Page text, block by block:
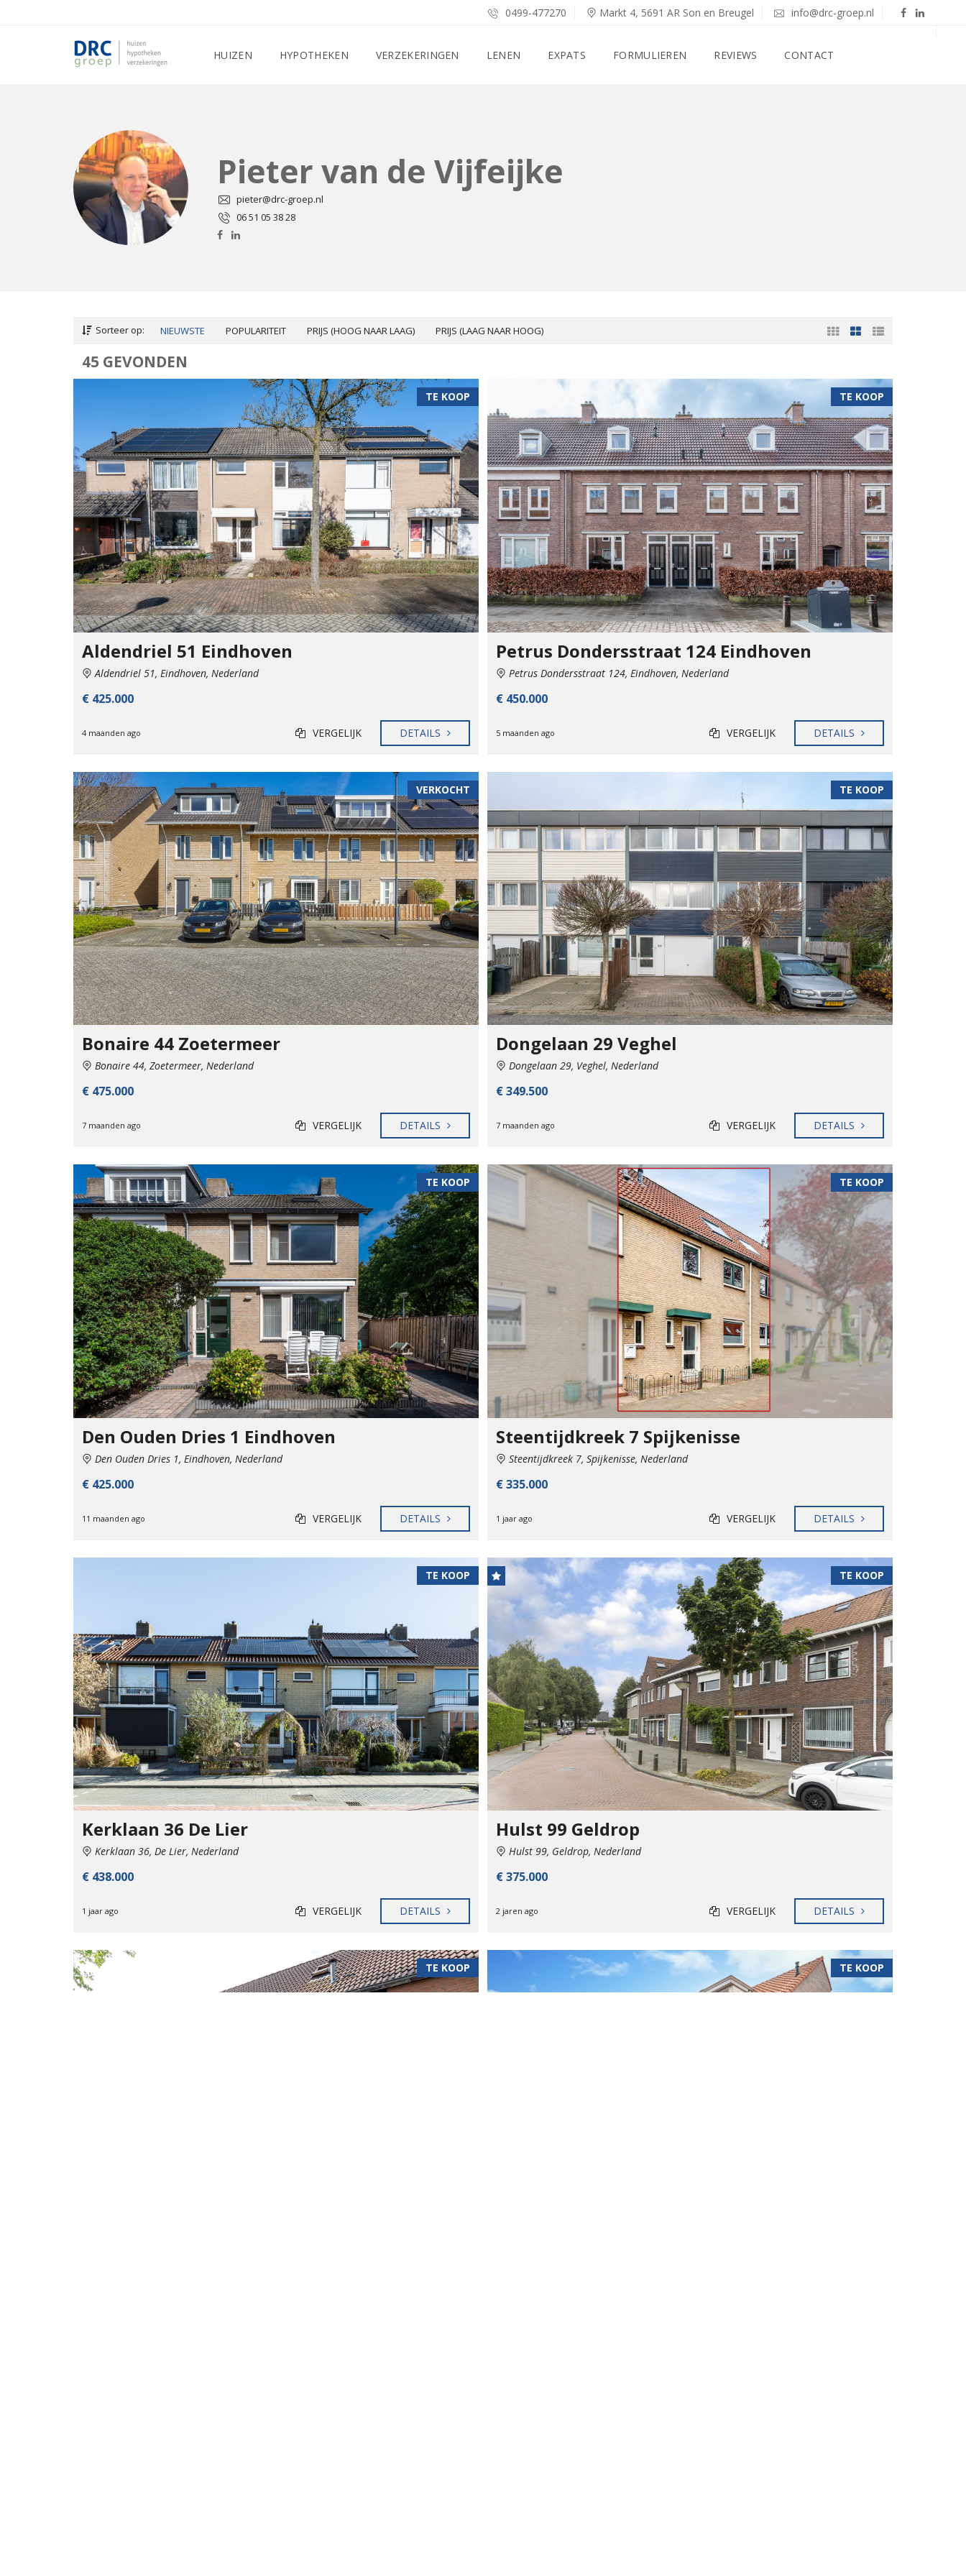
0499-477270 Markt 4, 5691 AR Son en Breugel info@drc-groep.nl
HUIZEN HYPOTHEKEN VERZEKERINGEN LENEN EXPATS FORMULIEREN REVIEWS CONTACT
Pieter van de Vijfeijke
pieter@drc-groep.nl
06 51 05 38 28
Sorteer op: NIEUWSTE POPULARITEIT PRIJS (HOOG NAAR LAAG) PRIJS (LAAG NAAR HOOG)
45 GEVONDEN
TE KOOP
Aldendriel 51 Eindhoven
Aldendriel 51, Eindhoven, Nederland
€ 425.000
4 maanden ago VERGELIJK DETAILS
TE KOOP
Petrus Dondersstraat 124 Eindhoven
Petrus Dondersstraat 124, Eindhoven, Nederland
€ 450.000
5 maanden ago VERGELIJK DETAILS
VERKOCHT
Bonaire 44 Zoetermeer
Bonaire 44, Zoetermeer, Nederland
€ 475.000
7 maanden ago VERGELIJK DETAILS
TE KOOP
Dongelaan 29 Veghel
Dongelaan 29, Veghel, Nederland
€ 349.500
7 maanden ago VERGELIJK DETAILS
TE KOOP
Den Ouden Dries 1 Eindhoven
Den Ouden Dries 1, Eindhoven, Nederland
€ 425.000
11 maanden ago VERGELIJK DETAILS
TE KOOP
Steentijdkreek 7 Spijkenisse
Steentijdkreek 7, Spijkenisse, Nederland
€ 335.000
1 jaar ago VERGELIJK DETAILS
TE KOOP
Kerklaan 36 De Lier
Kerklaan 36, De Lier, Nederland
€ 438.000
1 jaar ago VERGELIJK DETAILS
TE KOOP
Hulst 99 Geldrop
Hulst 99, Geldrop, Nederland
€ 375.000
2 jaren ago VERGELIJK DETAILS
TE KOOP TE KOOP